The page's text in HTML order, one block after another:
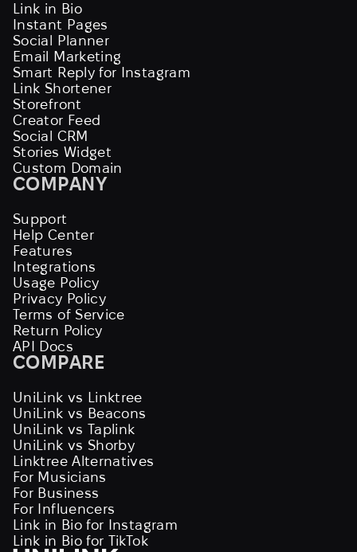
Link in Bio
Instant Pages
Social Planner
Email Marketing
Smart Reply for Instagram
Link Shortener
Storefront
Creator Feed
Social CRM
Stories Widget
Custom Domain
COMPANY
Support
Help Center
Features
Integrations
Usage Policy
Privacy Policy
Terms of Service
Return Policy
API Docs
COMPARE
UniLink vs Linktree
UniLink vs Beacons
UniLink vs Taplink
UniLink vs Shorby
Linktree Alternatives
For Musicians
For Business
For Influencers
Link in Bio for Instagram
Link in Bio for TikTok